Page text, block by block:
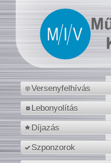
Versenyfelhívás
Lebonyolítás
Díjazás
Szponzorok